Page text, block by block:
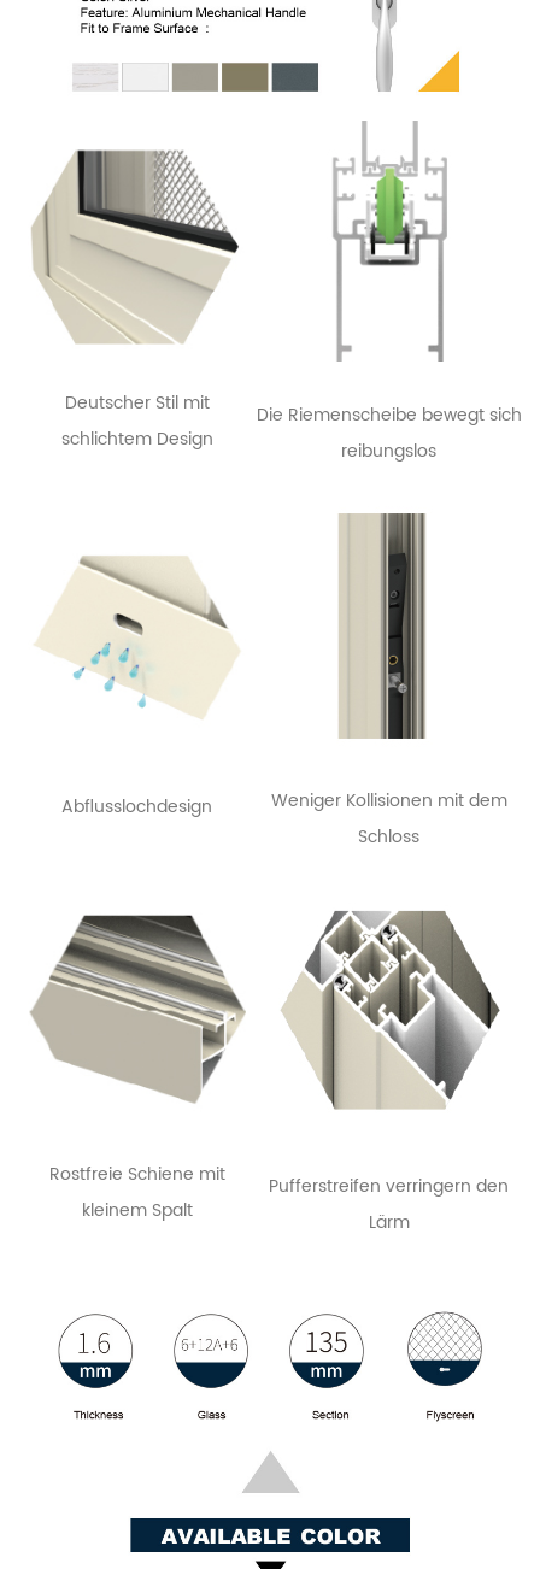
Deutscher Stil mit
schlichtem Design
Die Riemenscheibe bewegt sich
reibungslos
Abflusslochdesign
Weniger Kollisionen mit dem
Schloss
Rostfreie Schiene mit
kleinem Spalt
Pufferstreifen verringern den
Lärm